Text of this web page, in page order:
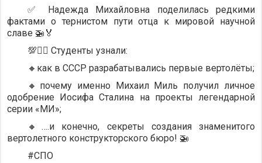
✅ Надежда Михайловна поделилась редкими
фактами о тернистом пути отца к мировой научной
славе 🚁🏅
💯💁‍♂️ Студенты узнали:
🔸как в СССР разрабатывались первые вертолёты;
🔸почему именно Михаил Миль получил личное
одобрение Иосифа Сталина на проекты легендарной
серии «МИ»;
🔸….и конечно, секреты создания знаменитого
вертолетного конструкторского бюро! 🚁
#СПО